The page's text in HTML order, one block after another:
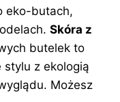
eko-butach,
Skóra z
butelek to
stylu z ekologią
Możesz